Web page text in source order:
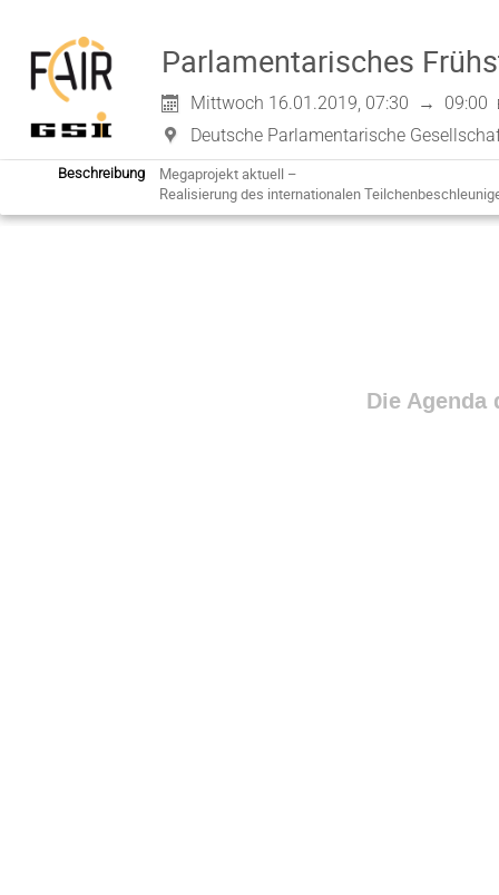
Parlamentarisches
Mittwoch 16.01.2019, 07:30 → 09:00
Deutsche Parlamentarische
Beschreibung
Megaprojekt aktuell –
Realisierung des internationalen
Die